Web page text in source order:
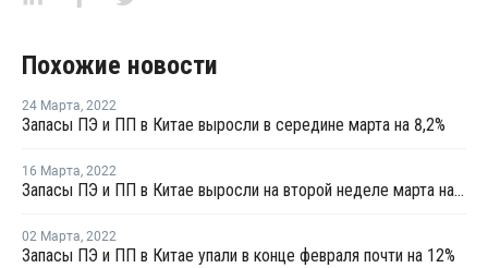
Похожие новости
24 Марта, 2022
Запасы ПЭ и ПП в Китае выросли в середине марта на 8,2%
16 Марта, 2022
Запасы ПЭ и ПП в Китае выросли на второй неделе марта на 3,4%
02 Марта, 2022
Запасы ПЭ и ПП в Китае упали в конце февраля почти на 12%